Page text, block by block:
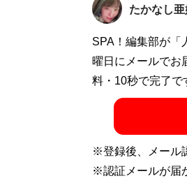
たかなし亜
元セクシー女優の
シナリオライター
ビデオの脚本など
X（旧Twitter）：
SPA！編集部が「
曜日にメールでお
料・10秒で完了で
※登録後、メール
※認証メールが届